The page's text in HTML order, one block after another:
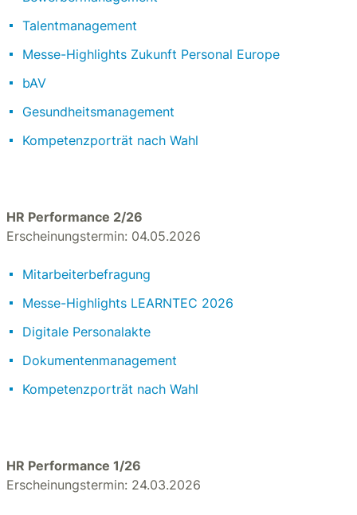
Talentmanagement
Messe-Highlights Zukunft Personal Europe
bAV
Gesundheitsmanagement
Kompetenzporträt nach Wahl
HR Performance 2/26
Erscheinungstermin: 04.05.2026
Mitarbeiterbefragung
Messe-Highlights LEARNTEC 2026
Digitale Personalakte
Dokumentenmanagement
Kompetenzporträt nach Wahl
HR Performance 1/26
Erscheinungstermin: 24.03.2026